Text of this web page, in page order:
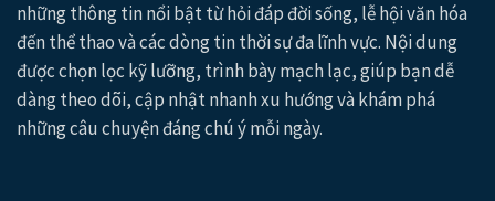
những thông tin nổi bật từ hỏi đáp đời sống, lễ hội văn hóa
đến thể thao và các dòng tin thời sự đa lĩnh vực. Nội dung
được chọn lọc kỹ lưỡng, trình bày mạch lạc, giúp bạn dễ
dàng theo dõi, cập nhật nhanh xu hướng và khám phá
những câu chuyện đáng chú ý mỗi ngày.